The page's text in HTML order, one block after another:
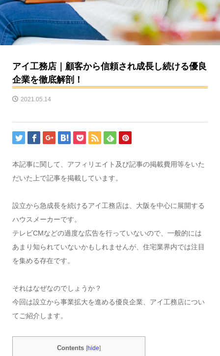
アイ工務店｜顧客から信頼され成長し続ける優良
企業を徹底解剖！
2021.05.14
本記事に関して、アフィリエイト及び記事の掲載費用等をいた
だいた上で記事を掲載しています。
設立から急成長を続けるアイ工務店は、大阪を中心に展開する
ハウスメーカーです。
テレビCMなどの過度な広告を行っていないので、一般的には
あまり知られていないかもしれませんが、住宅業界内では注目
を集める存在です。
それはなぜなのでしょうか？
今回は設立から事業拡大を進める優良企業、アイ工務店につい
てご紹介します。
Contents [hide]